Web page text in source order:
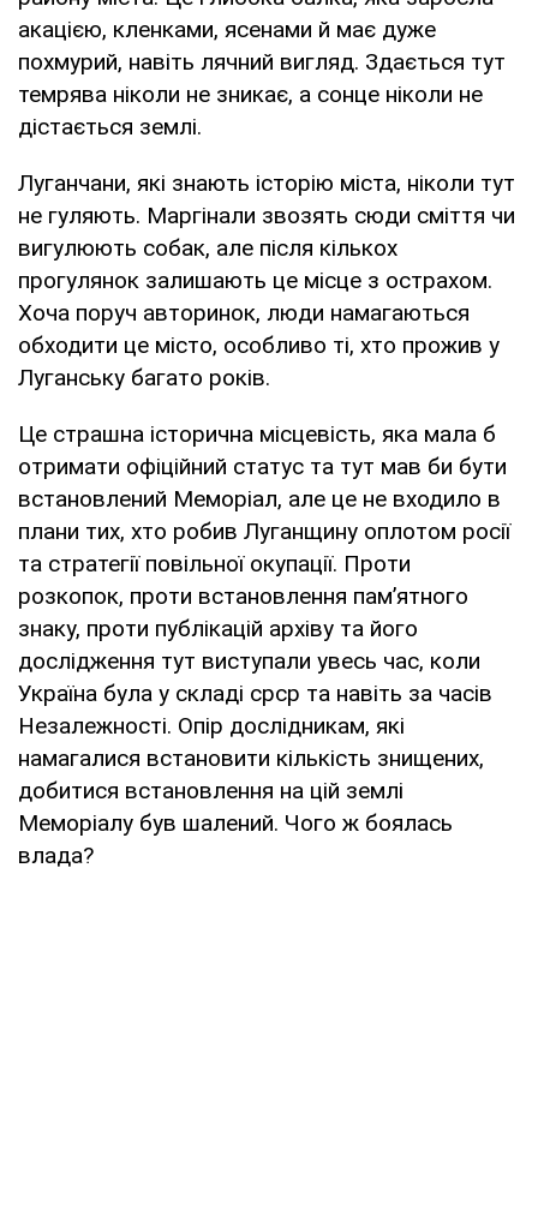
акацією, кленками, ясенами й має дуже
похмурий, навіть лячний вигляд. Здається тут
темрява ніколи не зникає, а сонце ніколи не
дістається землі.
Луганчани, які знають історію міста, ніколи тут
не гуляють. Маргінали звозять сюди сміття чи
вигулюють собак, але після кількох
прогулянок залишають це місце з острахом.
Хоча поруч авторинок, люди намагаються
обходити це місто, особливо ті, хто прожив у
Луганську багато років.
Це страшна історична місцевість, яка мала б
отримати офіційний статус та тут мав би бути
встановлений Меморіал, але це не входило в
плани тих, хто робив Луганщину оплотом росії
та стратегії повільної окупації. Проти
розкопок, проти встановлення пам’ятного
знаку, проти публікацій архіву та його
дослідження тут виступали увесь час, коли
Україна була у складі срср та навіть за часів
Незалежності. Опір дослідникам, які
намагалися встановити кількість знищених,
добитися встановлення на цій землі
Меморіалу був шалений. Чого ж боялась
влада?